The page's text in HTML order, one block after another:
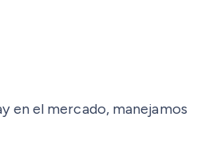
en el mercado, manejamos